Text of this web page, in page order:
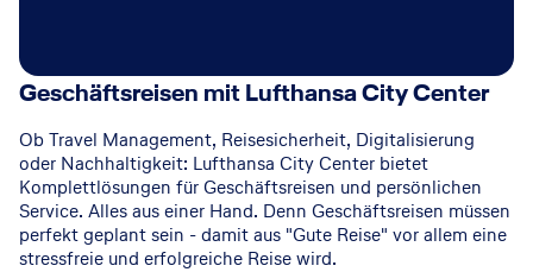
Geschäftsreisen mit Lufthansa City Center
Ob Travel Management, Reisesicherheit, Digitalisierung
oder Nachhaltigkeit: Lufthansa City Center bietet
Komplettlösungen für Geschäftsreisen und persönlichen
Service. Alles aus einer Hand. Denn Geschäftsreisen müssen
perfekt geplant sein - damit aus "Gute Reise" vor allem eine
stressfreie und erfolgreiche Reise wird.